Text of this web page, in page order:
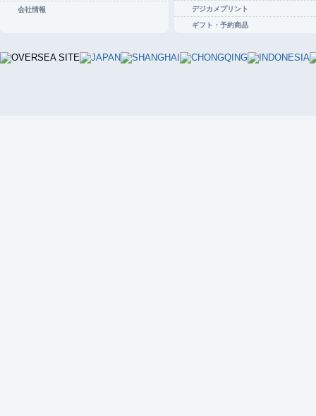
会社情報 デジカメプリント
ギフト・予約商品